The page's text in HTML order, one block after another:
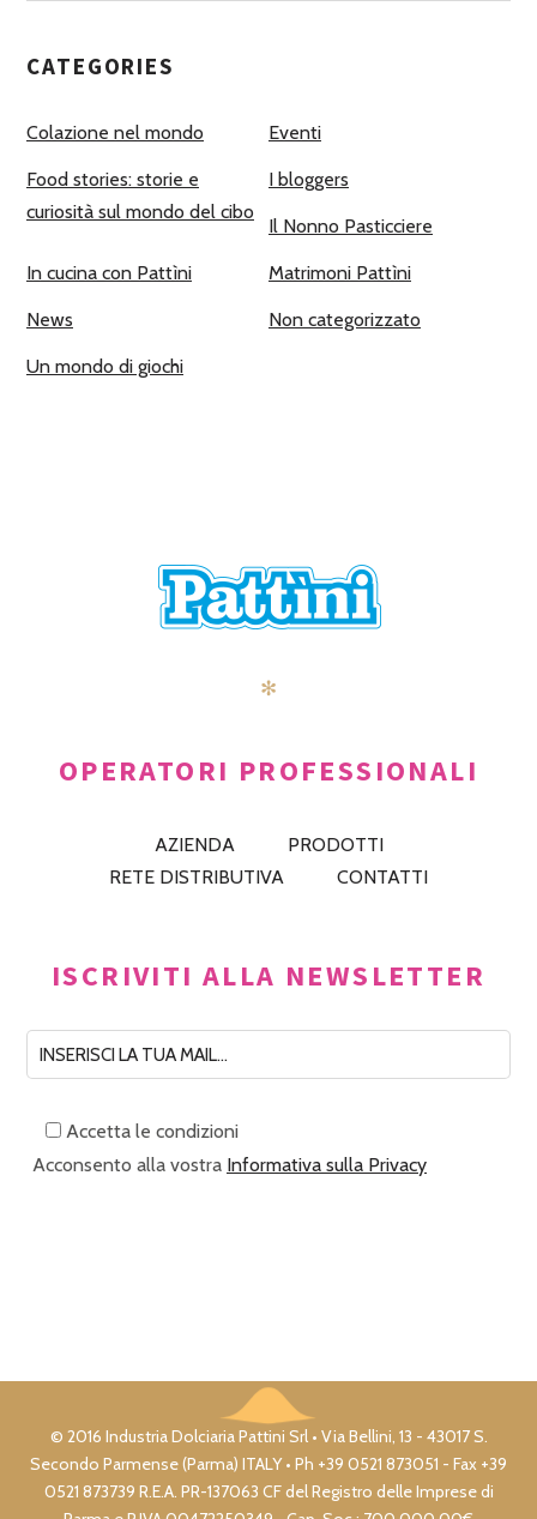
CATEGORIES
Colazione nel mondo Eventi
Food stories: storie e
curiosità sul mondo del cibo
I bloggers
Il Nonno Pasticciere
In cucina con Pattìni Matrimoni Pattìni
News Non categorizzato
Un mondo di giochi
✻
OPERATORI PROFESSIONALI
AZIENDA
PRODOTTI
RETE DISTRIBUTIVA
CONTATTI
ISCRIVITI ALLA NEWSLETTER
Accetta le condizioni
Acconsento alla vostra Informativa sulla Privacy
© 2016 Industria Dolciaria Pattini Srl • Via Bellini, 13 - 43017 S.
Secondo Parmense (Parma) ITALY • Ph +39 0521 873051 - Fax +39
0521 873739 R.E.A. PR-137063 CF del Registro delle Imprese di